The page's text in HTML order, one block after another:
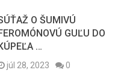
O ŠUMIVÚ
FEROMÓNOVÚ GUĽU DO
KÚPEĽA …
júl 28, 2023 0